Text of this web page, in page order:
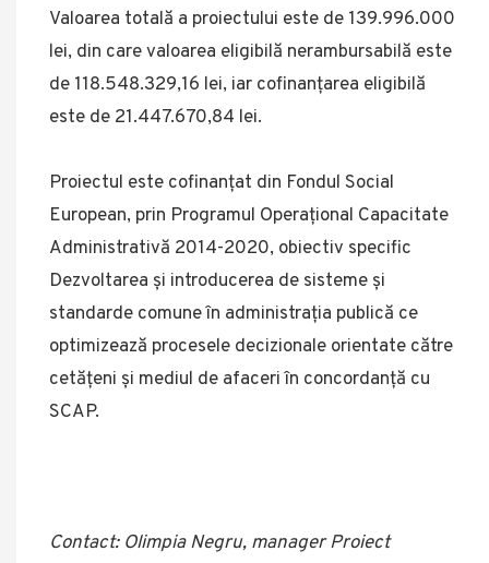
Valoarea totală a proiectului este de 139.996.000
lei, din care valoarea eligibilă nerambursabilă este
de 118.548.329,16 lei, iar cofinanțarea eligibilă
este de 21.447.670,84 lei.
Proiectul este cofinanțat din Fondul Social
European, prin Programul Operațional Capacitate
Administrativă 2014-2020, obiectiv specific
Dezvoltarea și introducerea de sisteme și
standarde comune în administrația publică ce
optimizează procesele decizionale orientate către
cetățeni și mediul de afaceri în concordanță cu
SCAP.
Contact: Olimpia Negru, manager Proiect